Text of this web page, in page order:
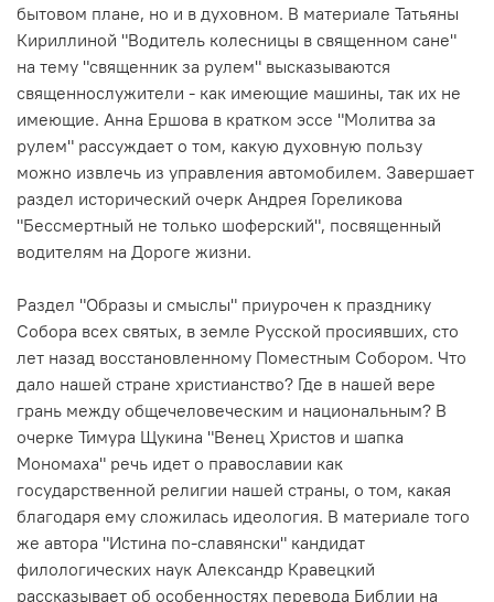
бытовом плане, но и в духовном. В материале Татьяны
Кириллиной "Водитель колесницы в священном сане"
на тему "священник за рулем" высказываются
священнослужители - как имеющие машины, так их не
имеющие. Анна Ершова в кратком эссе "Молитва за
рулем" рассуждает о том, какую духовную пользу
можно извлечь из управления автомобилем. Завершает
раздел исторический очерк Андрея Гореликова
"Бессмертный не только шоферский", посвященный
водителям на Дороге жизни.
Раздел "Образы и смыслы" приурочен к празднику
Собора всех святых, в земле Русской просиявших, сто
лет назад восстановленному Поместным Собором. Что
дало нашей стране христианство? Где в нашей вере
грань между общечеловеческим и национальным? В
очерке Тимура Щукина "Венец Христов и шапка
Мономаха" речь идет о православии как
государственной религии нашей страны, о том, какая
благодаря ему сложилась идеология. В материале того
же автора "Истина по-славянски" кандидат
филологических наук Александр Кравецкий
рассказывает об особенностях перевода Библии на